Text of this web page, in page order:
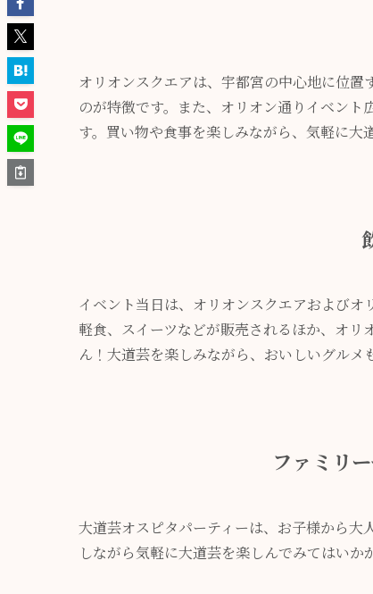
オリオンスクエアは、宇都宮の中心地に位
のが特徴です。また、オリオン通りイベン
す。買い物や食事を楽しみながら、気軽に大
イベント当日は、オリオンスクエアおよび
軽食、スイーツなどが販売されるほか、オ
ん！大道芸を楽しみながら、おいしいグルメ
ファミリ
大道芸オスピタパーティーは、お子様から
しながら気軽に大道芸を楽しんでみてはいか